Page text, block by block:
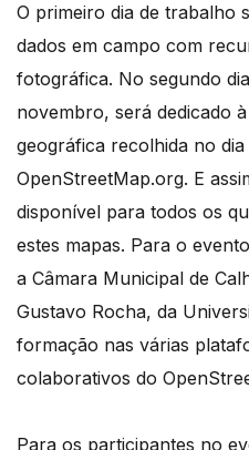
O primeiro dia de trabalho
dados em campo com
fotográfica. No segundo
novembro, será dedicado
geográfica recolhida no
OpenStreetMap.org. E
disponível para todos os
estes mapas. Para o
a Câmara Municipal de
Gustavo Rocha, da
formação nas várias
colaborativos do
Para os participantes no